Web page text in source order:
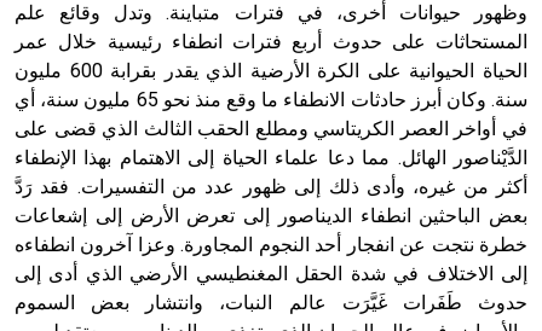
وظهور حيوانات أخرى، في فترات متباينة. وتدل وقائع علم
المستحاثات على حدوث أربع فترات انطفاء رئيسية خلال عمر
الحياة الحيوانية على الكرة الأرضية الذي يقدر بقرابة 600 مليون
سنة. وكان أبرز حادثات الانطفاء ما وقع منذ نحو 65 مليون سنة، أي
في أواخر العصر الكريتاسي ومطلع الحقب الثالث الذي قضى على
الدَّيْناصور الهائل. مما دعا علماء الحياة إلى الاهتمام بهذا الإنطفاء
أكثر من غيره، وأدى ذلك إلى ظهور عدد من التفسيرات. فقد رَدَّ
بعض الباحثين انطفاء الديناصور إلى تعرض الأرض إلى إشعاعات
خطرة نتجت عن انفجار أحد النجوم المجاورة. وعزا آخرون انطفاءه
إلى الاختلاف في شدة الحقل المغنطيسي الأرضي الذي أدى إلى
حدوث طَفَرات غَيَّرَت عالم النبات، وانتشار بعض السموم